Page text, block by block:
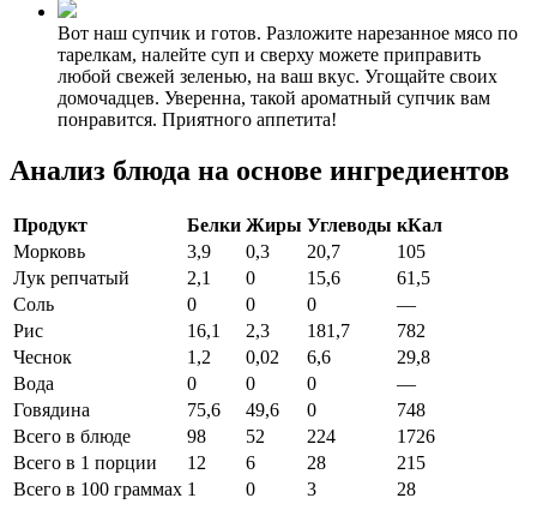
Вот наш супчик и готов. Разложите нарезанное мясо по
тарелкам, налейте суп и сверху можете приправить
любой свежей зеленью, на ваш вкус. Угощайте своих
домочадцев. Уверенна, такой ароматный супчик вам
понравится. Приятного аппетита!
Анализ блюда на основе ингредиентов
Продукт Белки Жиры Углеводы кКал
Морковь
3,9 0,3 20,7
105
Лук репчатый
2,1 0 15,6
61,5
Соль
0 0 0
—
Рис
16,1 2,3 181,7
782
Чеснок
1,2 0,02 6,6
29,8
Вода
0 0 0
—
Говядина
75,6 49,6 0
748
Всего в блюде
98 52 224
1726
Всего в 1 порции
12 6 28
215
Всего в 100 граммах 1 0 3 28